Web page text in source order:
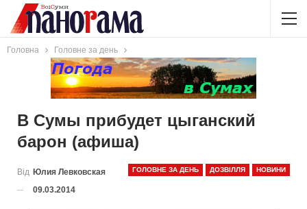
Головна Головне за день
В Сумы прибудет цыганский
барон (афиша)
ГОЛОВНЕ ЗА ДЕНЬ ДОЗВІЛЛЯ НОВИНИ
Від Юлия Левковская
09.03.2014